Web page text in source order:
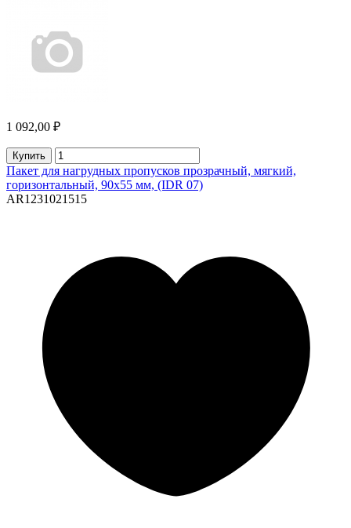
1 092,00 ₽
Купить
Пакет для нагрудных пропусков прозрачный, мягкий,
горизонтальный, 90х55 мм, (IDR 07)
AR1231021515